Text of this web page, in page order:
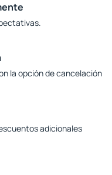
la opción de cancelación
adicionales